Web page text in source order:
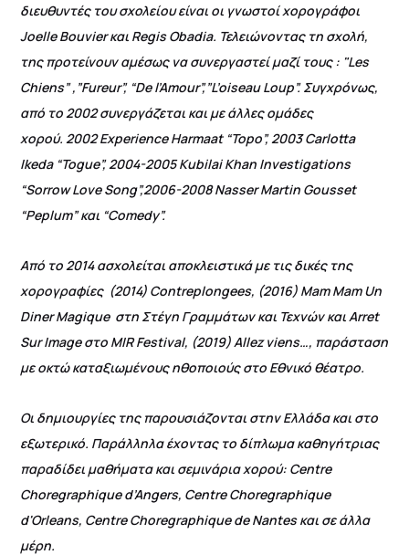
διευθυντές του σχολείου είναι οι γνωστοί χορογράφοι
Joelle Βouvier και Regis Οbadia. Τελειώνοντας τη σχολή,
της προτείνουν αμέσως να συνεργαστεί μαζί τους : "Les
Chiens” ,”Fureur”, “De l’Amour”,”L’oiseau Loup”. Συγχρόνως,
από το 2002 συνεργάζεται και με άλλες ομάδες
χορού. 2002 Experience Harmaat “Topo”, 2003 Carlotta
Ikeda “Togue”, 2004-2005 Kubilai Khan Investigations
“Sorrow Love Song”,2006-2008 Nasser Martin Gousset
“Peplum” και “Comedy”.
Από το 2014 ασχολείται αποκλειστικά με τις δικές της
χορογραφίες (2014) Contreplongees, (2016) Mam Mam Un
Diner Magique στη Στέγη Γραμμάτων και Τεχνών και Arret
Sur Image στο MIR Festival, (2019) Allez viens…, παράσταση
με οκτώ καταξιωμένους ηθοποιούς στο Εθνικό θέατρο.
Οι δημιουργίες της παρουσιάζονται στην Ελλάδα και στο
εξωτερικό. Παράλληλα έχοντας το δίπλωμα καθηγήτριας
παραδίδει μαθήματα και σεμινάρια χορού: Centre
Choregraphique d’Angers, Centre Choregraphique
d'Orleans, Centre Choregraphique de Nantes και σε άλλα
μέρη.